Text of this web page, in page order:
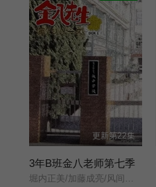
更新第22集
3年B班金八老师第七季
堀内正美/加藤成亮/风间俊介/星野真里/倍赏美津子/阿知波悟美/武田铁矢/上户彩/福田沙纪/岩田小百合/渡边有菜/石田未来/松下惠/丸山秀美/萩尾绿/八乙女光/鲇川太阳/深江卓次/